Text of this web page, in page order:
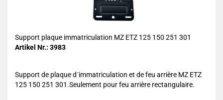
Support plaque immatriculation MZ ETZ 125 150 251 301
Artikel Nr.: 3983
Support de plaque d´immatriculation et de feu arrière MZ ETZ
125 150 251 301.Seulement pour feu arrière rectangulaire.